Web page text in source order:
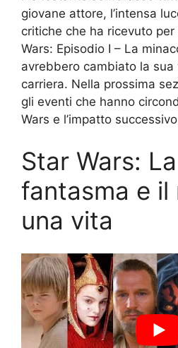
giovane attore, l’intensa
critiche che ha ricevuto per
Wars: Episodio I – La
avrebbero cambiato la sua
carriera. Nella prossima
gli eventi che hanno
Wars e l’impatto
Star Wars:
fantasma e il
una vita